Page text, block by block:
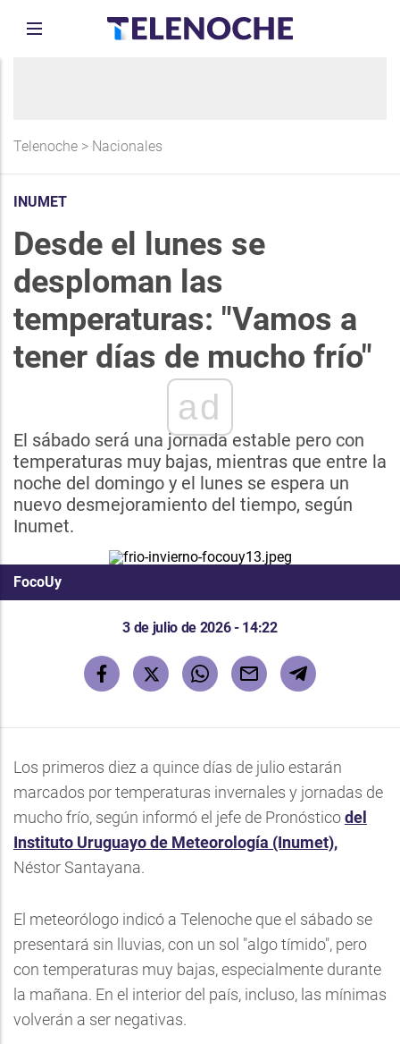
Telenoche > Nacionales
INUMET
Desde el lunes se
desploman las
temperaturas: "Vamos a
tener días de mucho frío"
ad
El sábado será una jornada estable pero con
temperaturas muy bajas, mientras que entre la
noche del domingo y el lunes se espera un
nuevo desmejoramiento del tiempo, según
Inumet.
FocoUy
3 de julio de 2026 - 14:22
Los primeros diez a quince días de julio estarán
marcados por temperaturas invernales y jornadas de
mucho frío, según informó el jefe de Pronósticodel
Instituto Uruguayo de Meteorología (Inumet),
Néstor Santayana.
El meteorólogo indicó a Telenoche que el sábado se
presentará sin lluvias, con un sol "algo tímido", pero
con temperaturas muy bajas, especialmente durante
la mañana. En el interior del país, incluso, las mínimas
volverán a ser negativas.